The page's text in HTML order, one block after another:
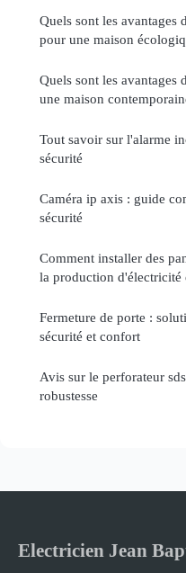
Quels sont les avantages
pour une maison
Quels sont les avantages
une maison
Tout savoir sur l'alarme
sécurité
Caméra ip axis : guide
sécurité
Comment installer des
la production d'électricité
Fermeture de porte :
sécurité et confort
Avis sur le perforateur
robustesse
Electricien Jean